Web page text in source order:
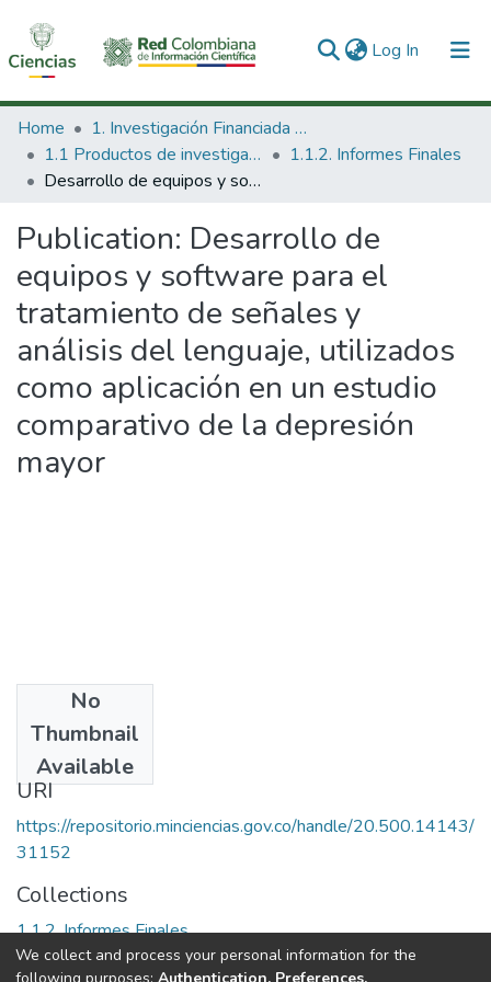
Log In (current)
Communities & Collections
All of DSpace
Home
1. Investigación Financiada con Recursos Públicos
1.1 Productos de investigación
1.1.2. Informes Finales
Desarrollo de equipos y software para el tratamiento de señales y análisis del lenguaje, utilizados como aplicación en un estudio comparativo de la depresión mayor
Publication: Desarrollo de
equipos y software para el
tratamiento de señales y
análisis del lenguaje, utilizados
como aplicación en un estudio
comparativo de la depresión
mayor
No
Thumbnail
Available
1996
URI
https://repositorio.minciencias.gov.co/handle/20.500.14143/
31152
Collections
1.1.2. Informes Finales
We collect and process your personal information for the